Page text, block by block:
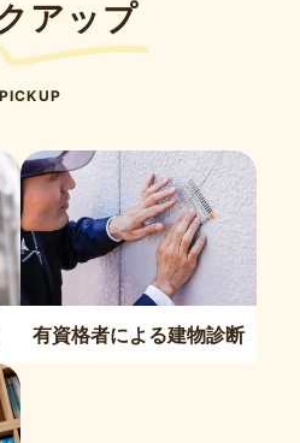
アップ
PICKUP
有資格者による建物診断